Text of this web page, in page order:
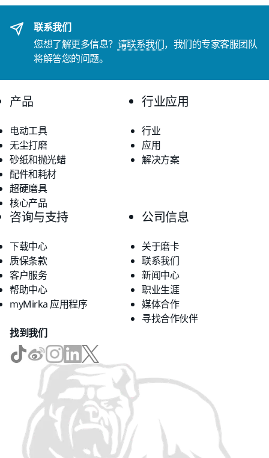
联系我们
您想了解更多信息？ 请联系我们，我们的专家客服团队
将解答您的问题。
产品
电动工具
无尘打磨
砂纸和抛光蜡
配件和耗材
超硬磨具
核心产品
行业应用
行业
应用
解决方案
咨询与支持
下载中心
质保条款
客户服务
帮助中心
myMirka 应用程序
公司信息
关于磨卡
联系我们
新闻中心
职业生涯
媒体合作
寻找合作伙伴
找到我们